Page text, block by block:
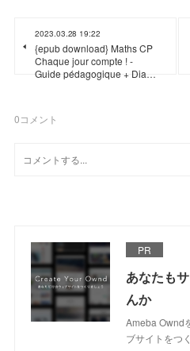
2023.03.28 19:22
{epub download} Maths CP
Chaque jour compte ! -
Guide pédagogique + Dia…
0コメント
PR
あなたも
んか
Ameba Ownd
ブサイトをつ